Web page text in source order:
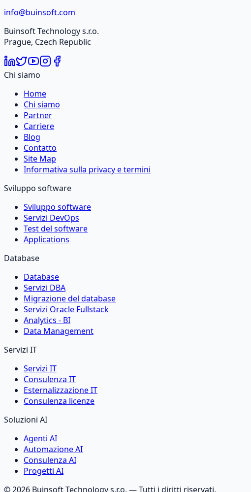
info@buinsoft.com
Buinsoft Technology s.r.o.
Prague, Czech Republic
Chi siamo
Home
Chi siamo
Partner
Carriere
Blog
Contatto
Site Map
Informativa sulla privacy e termini
Sviluppo software
Sviluppo software
Servizi DevOps
Test del software
Applications
Database
Database
Servizi DBA
Migrazione del database
Servizi Oracle Fullstack
Analytics - BI
Data Management
Servizi IT
Servizi IT
Consulenza IT
Esternalizzazione IT
Consulenza licenze
Soluzioni AI
Agenti AI
Automazione AI
Consulenza AI
Progetti AI
© 2026 Buinsoft Technology s.r.o. — Tutti i diritti riservati.